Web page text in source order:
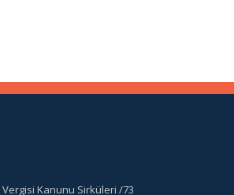
Vergisi Kanunu Sirküleri /73